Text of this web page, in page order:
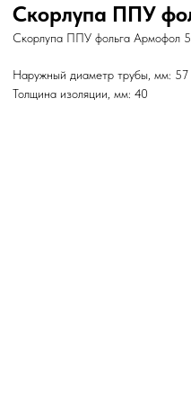
Скорлупа ППУ
Скорлупа ППУ фольга Армофол
Наружный диаметр трубы, мм: 57
Толщина изоляции, мм: 40